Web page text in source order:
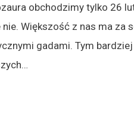
obchodzimy tylko 26
Większość z nas ma za
gadami. Tym